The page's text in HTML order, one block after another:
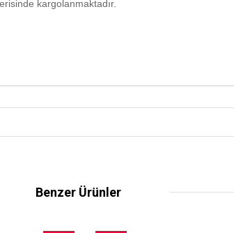
kargolanmaktadır.
Benzer Ürünler